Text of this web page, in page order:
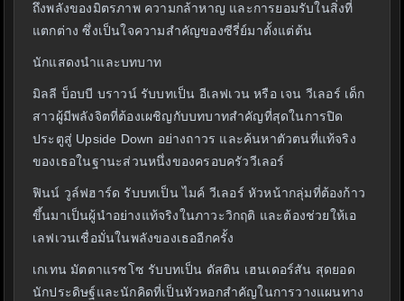
ถึงพลังของมิตรภาพ ความกล้าหาญ และการยอมรับในสิ่งที่
แตกต่าง ซึ่งเป็นใจความสำคัญของซีรี่ย์มาตั้งแต่ต้น
นักแสดงนำและบทบาท
มิลลี บ็อบบี บราวน์ รับบทเป็น อีเลฟเวน หรือ เจน วีเลอร์ เด็ก
สาวผู้มีพลังจิตที่ต้องเผชิญกับบทบาทสำคัญที่สุดในการปิด
ประตูสู่ Upside Down อย่างถาวร และค้นหาตัวตนที่แท้จริง
ของเธอในฐานะส่วนหนึ่งของครอบครัววีเลอร์
ฟินน์ วูล์ฟฮาร์ด รับบทเป็น ไมค์ วีเลอร์ หัวหน้ากลุ่มที่ต้องก้าว
ขึ้นมาเป็นผู้นำอย่างแท้จริงในภาวะวิกฤติ และต้องช่วยให้เอ
เลฟเวนเชื่อมั่นในพลังของเธออีกครั้ง
เกเทน มัตตาแรซโซ รับบทเป็น ดัสติน เฮนเดอร์สัน สุดยอด
นักประดิษฐ์และนักคิดที่เป็นหัวหอกสำคัญในการวางแผนทาง